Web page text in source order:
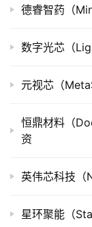
组
公
上
创
据
创
德睿智药（
数字光芯（
元视芯（
恒鼎材料（
资
英伟芯科技（
星环聚能（